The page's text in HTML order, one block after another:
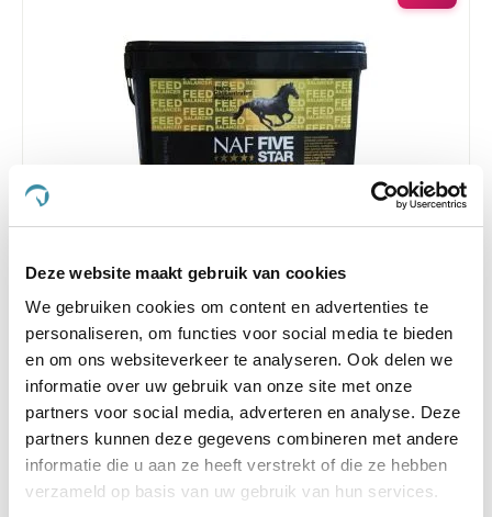
Deze website maakt gebruik van cookies
We gebruiken cookies om content en advertenties te
personaliseren, om functies voor social media te bieden
en om ons websiteverkeer te analyseren. Ook delen we
informatie over uw gebruik van onze site met onze
partners voor social media, adverteren en analyse. Deze
partners kunnen deze gegevens combineren met andere
informatie die u aan ze heeft verstrekt of die ze hebben
verzameld op basis van uw gebruik van hun services.
5.0
rating
1 Beoordeling
NAF Optimum 5 Star Feed Balancer 9 kg
Nog maar 1 beschikbaar
€ 55,95 € 53,15